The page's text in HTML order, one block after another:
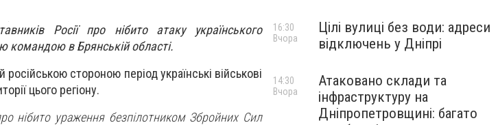
Росії про нібито атаку українського
командою в Брянській області.
стороною період українські військові
цього регіону.
нібито ураження безпілотником Збройних Сил
Цілі вулиці без води: адреси
відключень у Дніпрі
16:30
Вчора
Атаковано склади та
інфраструктуру на
Дніпропетровщині: багато
14:30
Вчора